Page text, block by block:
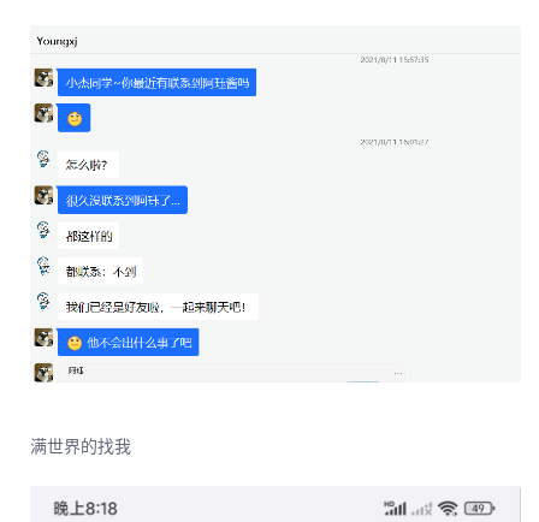
满世界的找我